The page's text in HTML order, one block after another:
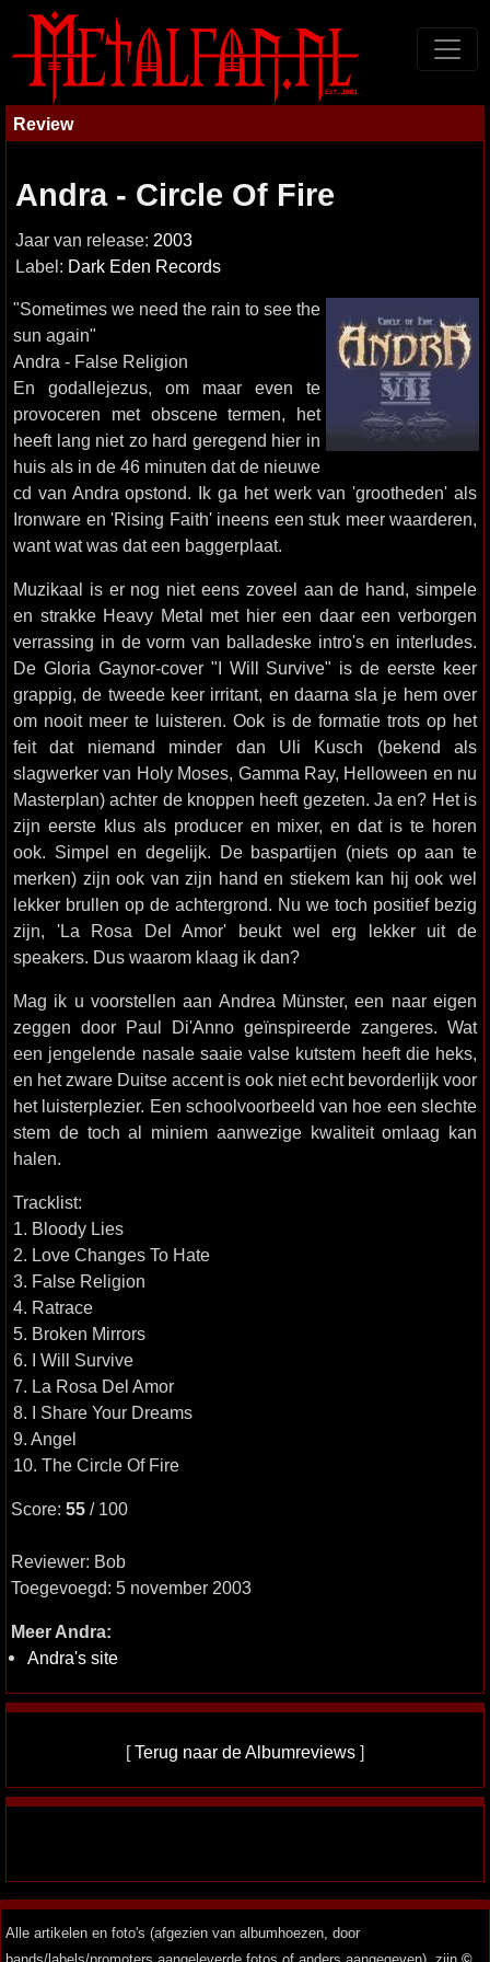
Review
Andra - Circle Of Fire
Jaar van release: 2003
Label: Dark Eden Records
"Sometimes we need the rain to see the
sun again"
Andra - False Religion
En godallejezus, om maar even te
provoceren met obscene termen, het
heeft lang niet zo hard geregend hier in
huis als in de 46 minuten dat de nieuwe
cd van Andra opstond. Ik ga het werk van 'grootheden' als
Ironware en 'Rising Faith' ineens een stuk meer waarderen,
want wat was dat een baggerplaat.
Muzikaal is er nog niet eens zoveel aan de hand, simpele
en strakke Heavy Metal met hier een daar een verborgen
verrassing in de vorm van balladeske intro's en interludes.
De Gloria Gaynor-cover "I Will Survive" is de eerste keer
grappig, de tweede keer irritant, en daarna sla je hem over
om nooit meer te luisteren. Ook is de formatie trots op het
feit dat niemand minder dan Uli Kusch (bekend als
slagwerker van Holy Moses, Gamma Ray, Helloween en nu
Masterplan) achter de knoppen heeft gezeten. Ja en? Het is
zijn eerste klus als producer en mixer, en dat is te horen
ook. Simpel en degelijk. De baspartijen (niets op aan te
merken) zijn ook van zijn hand en stiekem kan hij ook wel
lekker brullen op de achtergrond. Nu we toch positief bezig
zijn, 'La Rosa Del Amor' beukt wel erg lekker uit de
speakers. Dus waarom klaag ik dan?
Mag ik u voorstellen aan Andrea Münster, een naar eigen
zeggen door Paul Di'Anno geïnspireerde zangeres. Wat
een jengelende nasale saaie valse kutstem heeft die heks,
en het zware Duitse accent is ook niet echt bevorderlijk voor
het luisterplezier. Een schoolvoorbeeld van hoe een slechte
stem de toch al miniem aanwezige kwaliteit omlaag kan
halen.
Tracklist:
1. Bloody Lies
2. Love Changes To Hate
3. False Religion
4. Ratrace
5. Broken Mirrors
6. I Will Survive
7. La Rosa Del Amor
8. I Share Your Dreams
9. Angel
10. The Circle Of Fire
Score: 55 / 100
Reviewer: Bob
Toegevoegd: 5 november 2003
Meer Andra:
Andra's site
[Terug naar de Albumreviews ]
Alle artikelen en foto's (afgezien van albumhoezen, door